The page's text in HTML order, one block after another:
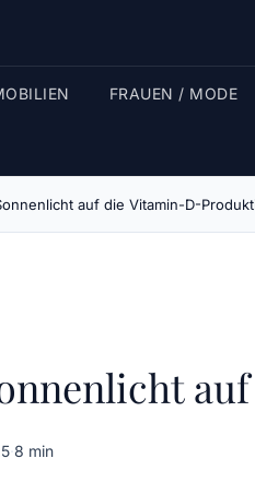
FRAUEN / MODE
auf die Vitamin-D-
·8 min